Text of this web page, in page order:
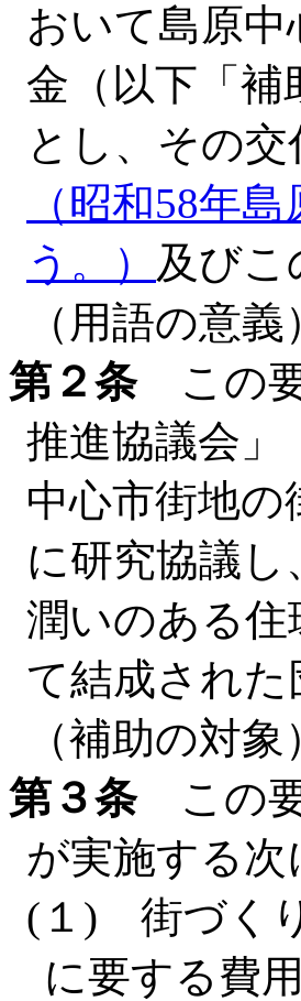
おいて島原
金（以下「
とし、その
（昭和58年
う。） 及び
（用語の意義
第２条この要
推進協議会」
中心市街地
に研究協議
潤いのある
て結成され
（補助の対象
第３条この要
が実施する
(１) 街づく
に要する費用